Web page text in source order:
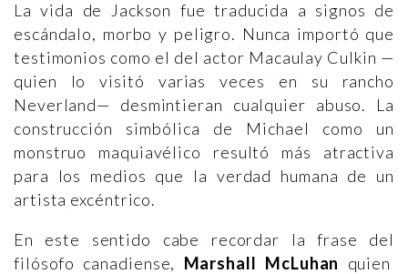
La vida de Jackson fue traducida a signos de
escándalo, morbo y peligro. Nunca importó que
testimonios como el del actor Macaulay Culkin —
quien lo visitó varias veces en su rancho
Neverland— desmintieran cualquier abuso. La
construcción simbólica de Michael como un
monstruo maquiavélico resultó más atractiva
para los medios que la verdad humana de un
artista excéntrico.
En este sentido cabe recordar la frase del
filósofo canadiense, Marshall McLuhan quien